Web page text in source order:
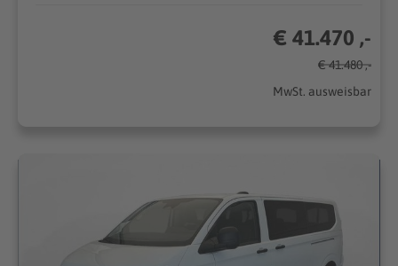
€ 41.470 ,-
€ 41.480 ,-
MwSt. ausweisbar